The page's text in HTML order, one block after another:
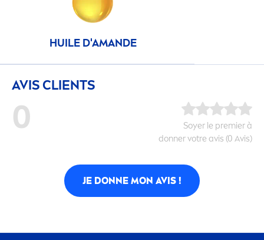
HUILE D'AMANDE
AVIS CLIENTS
0
Soyer le premier à
donner votre avis (0 Avis)
JE DONNE MON AVIS !